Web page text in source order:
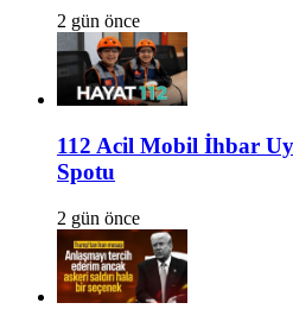
2 gün önce
112 Acil Mobil İhbar
Spotu
2 gün önce